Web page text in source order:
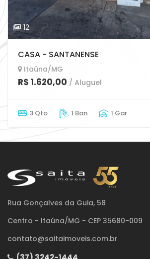
12
CASA - SANTANENSE
Itaúna/MG
R$ 1.620,00 / Aluguel
3 Qto 1 Ban 1 Gar
Rua Gonçalves da Guia, 58
Centro - Itaúna/MG - CEP 35680-009
contato@saitaimoveis.com.br